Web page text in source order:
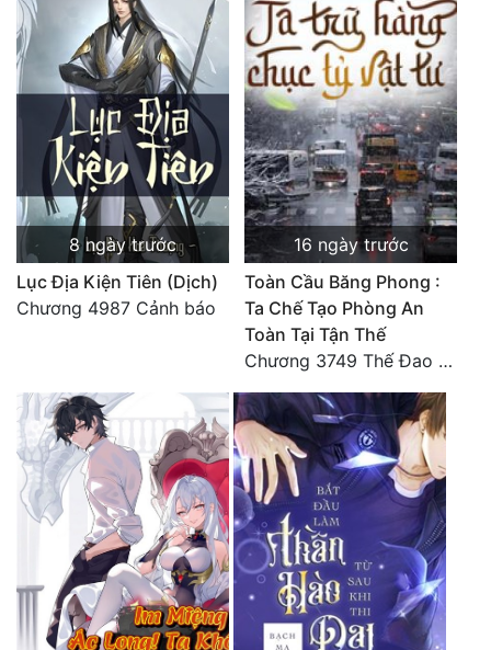
Tu Chân
Tu Tiên
Tội Phạm
Vô Địch
Võ Hiệp
Võng Du
Xuyên Không
Xuyên Thư
Điền Văn
Đô Thị
Đông Phương
Đông Phương Huyền Huyễn
Đồng Nhân
8 ngày trước
Lục Địa Kiện Tiên (Dịch)
Chương 4987 Cảnh báo
16 ngày trước
Toàn Cầu Băng Phong :
Ta Chế Tạo Phòng An
Toàn Tại Tận Thế
Chương 3749 Thế Đao xuất kích